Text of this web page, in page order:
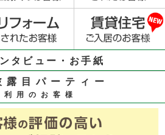
タビュー・お手紙
露目パーティー
利用のお客様